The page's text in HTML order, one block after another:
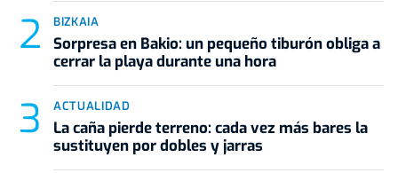
BIZKAIA
Sorpresa en Bakio: un pequeño tiburón obliga a
cerrar la playa durante una hora
ACTUALIDAD
La caña pierde terreno: cada vez más bares la
sustituyen por dobles y jarras